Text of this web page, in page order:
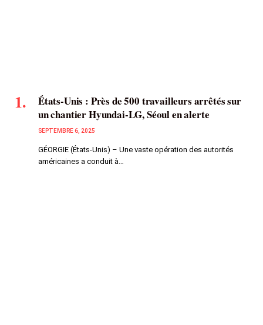
États-Unis : Près de 500 travailleurs arrêtés sur
un chantier Hyundai-LG, Séoul en alerte
SEPTEMBRE 6, 2025
GÉORGIE (États-Unis) – Une vaste opération des autorités
américaines a conduit à…